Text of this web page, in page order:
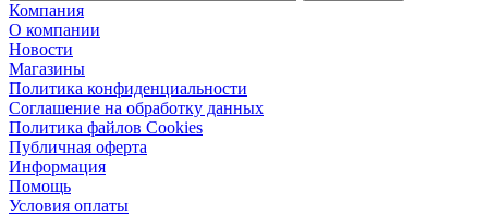
Компания
О компании
Новости
Магазины
Политика конфиденциальности
Соглашение на обработку данных
Политика файлов Cookies
Публичная оферта
Информация
Помощь
Условия оплаты